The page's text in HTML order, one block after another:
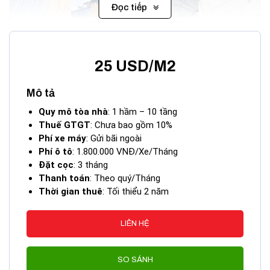
Tòa nhà Phước Thành Building Quận 1
Tòa nhà này có sức chứa lớn, đáp ứng được nhiều nhu cầu
văn phòng của các doanh nghiệp từ nhỏ đến lớn. Không chỉ
cung cấp một không gian làm việc tiện nghi,
Buildingcòn chú trọng đến chất lượng dịch vụ và các tiện
ích đi kèm, giúp doanh nghiệp vận hành một cách hiệu quả và
I. Vị trí tòa nhà Phước Thành Building – 2A
Nguyễn Thị Minh Khai, Phường Đa Kao, Quận 1
Đọc tiếp
25 USD/M2
Mô tả
Quy mô tòa nhà: 1 hầm – 10 tầng
Thuế GTGT: Chưa bao gồm 10%
Phí xe máy: Gửi bãi ngoài
Phí ô tô: 1.800.000 VNĐ/Xe/Tháng
Đặt cọc: 3 tháng
Thanh toán: Theo quý/Tháng
Thời gian thuê: Tối thiểu 2 năm
LIÊN HỆ
SO SÁNH